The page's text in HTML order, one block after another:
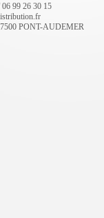
99 26 30 15
PONT-AUDEMER